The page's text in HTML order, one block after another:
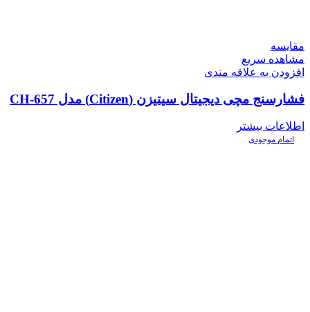
مقایسه
مشاهده سریع
افزودن به علاقه مندی
فشارسنج مچی دیجیتال سیتیزن (Citizen) مدل CH-657
اطلاعات بیشتر
اتمام موجودی